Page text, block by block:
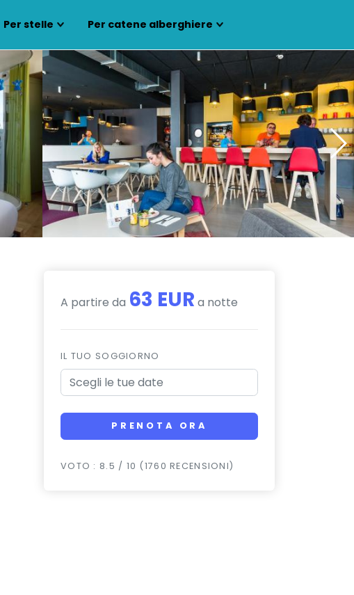
Per stelle Per catene alberghiere
A partire da 63 EUR a notte
IL TUO SOGGIORNO
PRENOTA ORA
VOTO : 8.5 / 10 (1760 RECENSIONI)